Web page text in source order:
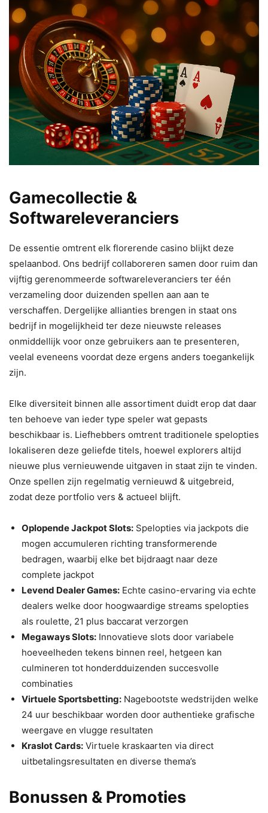
Gamecollectie &
Softwareleveranciers
De essentie omtrent elk florerende casino blijkt deze
spelaanbod. Ons bedrijf collaboreren samen door ruim dan
vijftig gerenommeerde softwareleveranciers ter één
verzameling door duizenden spellen aan aan te
verschaffen. Dergelijke allianties brengen in staat ons
bedrijf in mogelijkheid ter deze nieuwste releases
onmiddellijk voor onze gebruikers aan te presenteren,
veelal eveneens voordat deze ergens anders toegankelijk
zijn.
Elke diversiteit binnen alle assortiment duidt erop dat daar
ten behoeve van ieder type speler wat gepasts
beschikbaar is. Liefhebbers omtrent traditionele spelopties
lokaliseren deze geliefde titels, hoewel explorers altijd
nieuwe plus vernieuwende uitgaven in staat zijn te vinden.
Onze spellen zijn regelmatig vernieuwd & uitgebreid,
zodat deze portfolio vers & actueel blijft.
Oplopende Jackpot Slots: Spelopties via jackpots die
mogen accumuleren richting transformerende
bedragen, waarbij elke bet bijdraagt naar deze
complete jackpot
Levend Dealer Games: Echte casino-ervaring via echte
dealers welke door hoogwaardige streams spelopties
als roulette, 21 plus baccarat verzorgen
Megaways Slots: Innovatieve slots door variabele
hoeveelheden tekens binnen reel, hetgeen kan
culmineren tot honderdduizenden succesvolle
combinaties
Virtuele Sportsbetting: Nagebootste wedstrijden welke
24 uur beschikbaar worden door authentieke grafische
weergave en vlugge resultaten
Kraslot Cards: Virtuele kraskaarten via direct
uitbetalingsresultaten en diverse thema’s
Bonussen & Promoties